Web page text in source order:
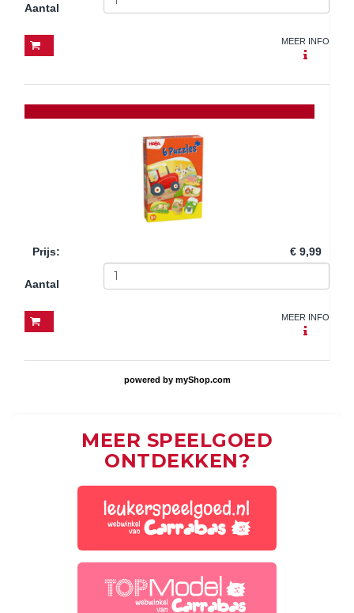
Aantal
MEER INFO
Prijs: € 9,99
Aantal
MEER INFO
powered by myShop.com
MEER SPEELGOED
ONTDEKKEN?